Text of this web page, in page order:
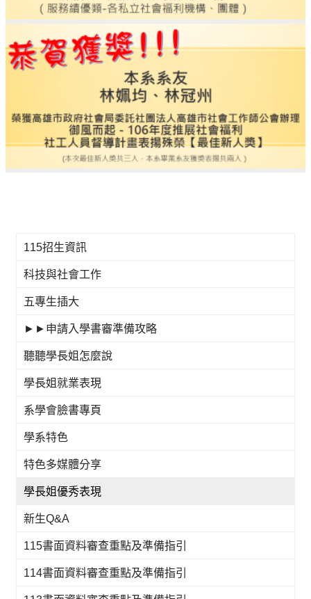
115招生資訊
科技與社會工作
五專生插大
►►申請入學書審準備攻略
聽聽學長姐怎麼說
學長姐就業表現
系學會臉書專頁
學系特色
特色多媒體分享
學長姐優秀表現
新生Q&A
115書面資料審查重點及準備指引
114書面資料審查重點及準備指引